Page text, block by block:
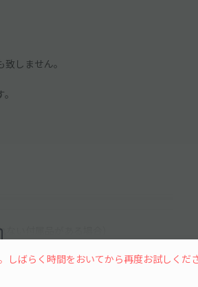
しません。
い付属品がある場合）
性あり
しばらく時間をおいてから再度お試しくだ